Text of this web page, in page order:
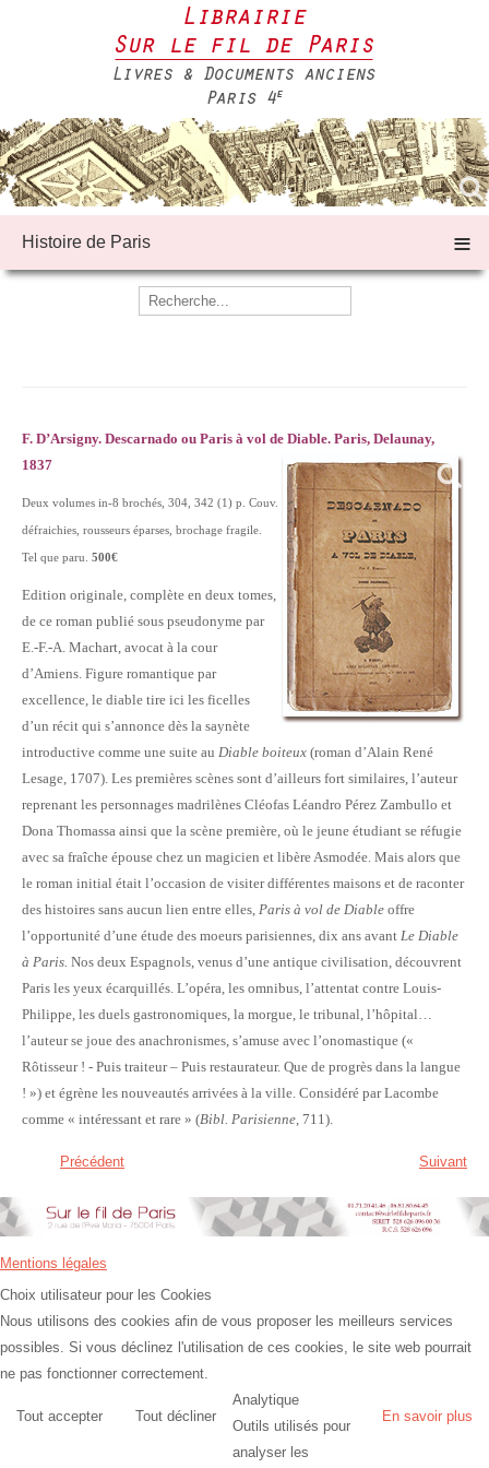
Histoire de Paris ≡
F. D’Arsigny. Descarnado ou Paris à vol de Diable. Paris, Delaunay,
1837
Deux volumes in-8 brochés, 304, 342 (1) p. Couv.
défraichies, rousseurs éparses, brochage fragile.
Tel que paru. 500€
Edition originale, complète en deux tomes,
de ce roman publié sous pseudonyme par
E.-F.-A. Machart, avocat à la cour
d’Amiens. Figure romantique par
excellence, le diable tire ici les ficelles
d’un récit qui s’annonce dès la saynète
introductive comme une suite au Diable boiteux (roman d’Alain René
Lesage, 1707). Les premières scènes sont d’ailleurs fort similaires, l’auteur
reprenant les personnages madrilènes Cléofas Léandro Pérez Zambullo et
Dona Thomassa ainsi que la scène première, où le jeune étudiant se réfugie
avec sa fraîche épouse chez un magicien et libère Asmodée. Mais alors que
le roman initial était l’occasion de visiter différentes maisons et de raconter
des histoires sans aucun lien entre elles, Paris à vol de Diable offre
l’opportunité d’une étude des moeurs parisiennes, dix ans avant Le Diable
à Paris. Nos deux Espagnols, venus d’une antique civilisation, découvrent
Paris les yeux écarquillés. L’opéra, les omnibus, l’attentat contre Louis-
Philippe, les duels gastronomiques, la morgue, le tribunal, l’hôpital…
l’auteur se joue des anachronismes, s’amuse avec l’onomastique («
Rôtisseur ! - Puis traiteur – Puis restaurateur. Que de progrès dans la langue
! ») et égrène les nouveautés arrivées à la ville. Considéré par Lacombe
comme « intéressant et rare » (Bibl. Parisienne , 711).
Précédent Suivant
Mentions légales
Choix utilisateur pour les Cookies
Nous utilisons des cookies afin de vous proposer les meilleurs services
possibles. Si vous déclinez l'utilisation de ces cookies, le site web pourrait
ne pas fonctionner correctement.
Tout accepter Tout décliner En savoir plus
Analytique
Outils utilisés pour
analyser les